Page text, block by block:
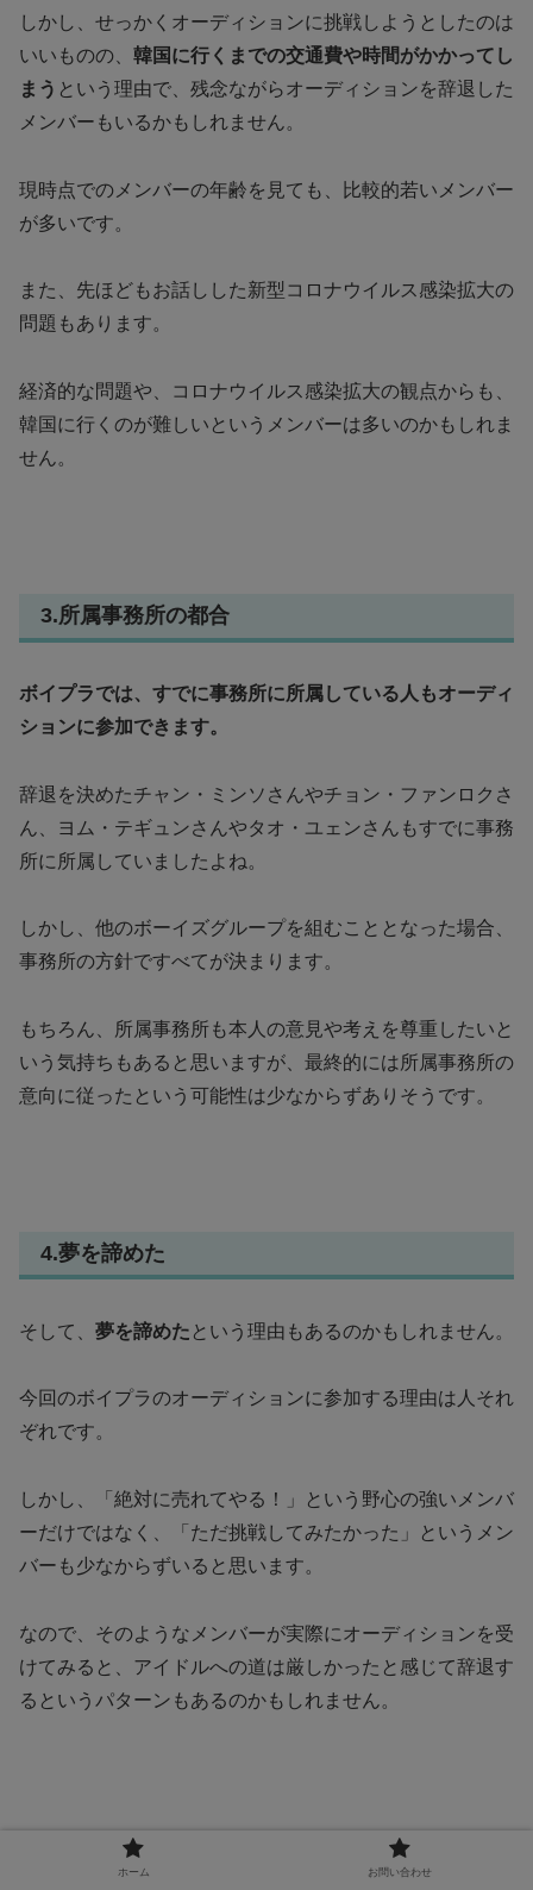
しかし、せっかくオーディションに挑戦しようとしたのは
いいものの、 韓国に行くまでの交通費や時間がかかってし
まう という理由で、残念ながらオーディションを辞退した
メンバーもいるかもしれません。
現時点でのメンバーの年齢を見ても、比較的若いメンバー
が多いです。
また、先ほどもお話しした新型コロナウイルス感染拡大の
問題もあります。
経済的な問題や、コロナウイルス感染拡大の観点からも、
韓国に行くのが難しいというメンバーは多いのかもしれま
せん。
3.所属事務所の都合
ボイプラでは、すでに事務所に所属している人もオーディ
ションに参加できます。
辞退を決めたチャン・ミンソさんやチョン・ファンロクさ
ん、ヨム・テギュンさんやタオ・ユェンさんもすでに事務
所に所属していましたよね。
しかし、他のボーイズグループを組むこととなった場合、
事務所の方針ですべてが決まります。
もちろん、所属事務所も本人の意見や考えを尊重したいと
いう気持ちもあると思いますが、最終的には所属事務所の
意向に従ったという可能性は少なからずありそうです。
4.夢を諦めた
そして、 夢を諦めた という理由もあるのかもしれません。
今回のボイプラのオーディションに参加する理由は人それ
ぞれです。
しかし、「絶対に売れてやる！」という野心の強いメンバ
ーだけではなく、「ただ挑戦してみたかった」というメン
バーも少なからずいると思います。
なので、そのようなメンバーが実際にオーディションを受
けてみると、アイドルへの道は厳しかったと感じて辞退す
るというパターンもあるのかもしれません。
5.誹謗中傷が怖かった
ホーム お問い合わせ